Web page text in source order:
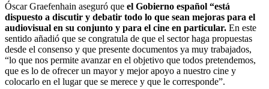
Óscar Graefenhain aseguró que el Gobierno español “está
dispuesto a discutir y debatir todo lo que sean mejoras para el
audiovisual en su conjunto y para el cine en particular. En este
sentido añadió que se congratula de que el sector haga propuestas
desde el consenso y que presente documentos ya muy trabajados,
“lo que nos permite avanzar en el objetivo que todos pretendemos,
que es lo de ofrecer un mayor y mejor apoyo a nuestro cine y
colocarlo en el lugar que se merece y que le corresponde”.